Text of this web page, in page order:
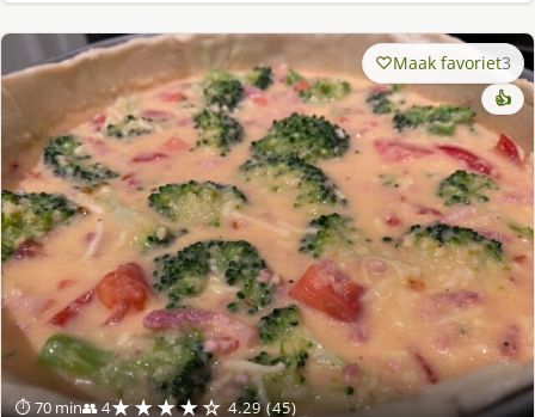
⏱ 70 min👥 4★★★★☆ 4.29 (45)
Maak favoriet3
👍